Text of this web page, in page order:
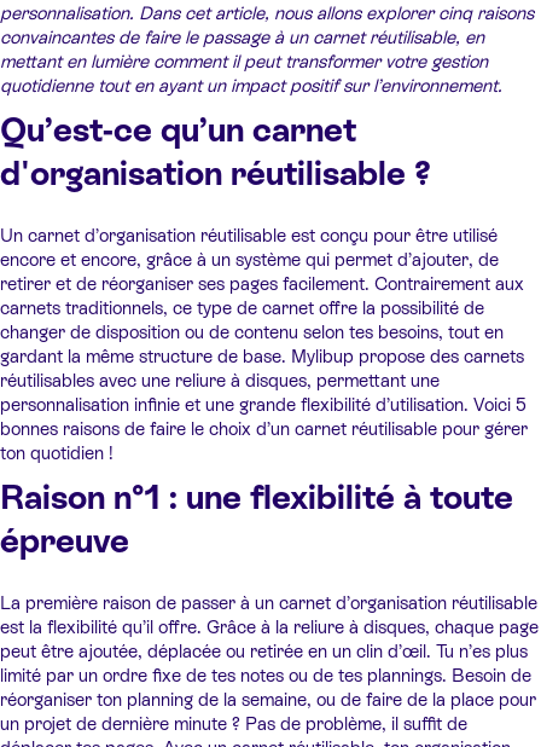
personnalisation. Dans cet article, nous allons explorer cinq raisons
convaincantes de faire le passage à un carnet réutilisable, en
mettant en lumière comment il peut transformer votre gestion
quotidienne tout en ayant un impact positif sur l’environnement.
Qu’est-ce qu’un carnet
d'organisation réutilisable ?
Un carnet d’organisation réutilisable est conçu pour être utilisé
encore et encore, grâce à un système qui permet d’ajouter, de
retirer et de réorganiser ses pages facilement. Contrairement aux
carnets traditionnels, ce type de carnet offre la possibilité de
changer de disposition ou de contenu selon tes besoins, tout en
gardant la même structure de base. Mylibup propose des carnets
réutilisables avec une reliure à disques, permettant une
personnalisation infinie et une grande flexibilité d’utilisation. Voici 5
bonnes raisons de faire le choix d’un carnet réutilisable pour gérer
ton quotidien !
Raison n°1 : une flexibilité à toute
épreuve
La première raison de passer à un carnet d’organisation réutilisable
est la flexibilité qu’il offre. Grâce à la reliure à disques, chaque page
peut être ajoutée, déplacée ou retirée en un clin d’œil. Tu n’es plus
limité par un ordre fixe de tes notes ou de tes plannings. Besoin de
réorganiser ton planning de la semaine, ou de faire de la place pour
un projet de dernière minute ? Pas de problème, il suffit de